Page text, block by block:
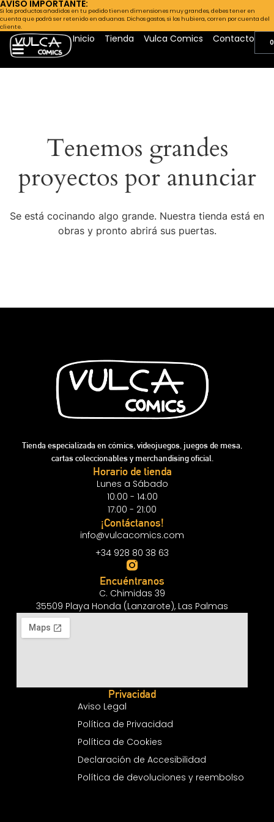
AVISO IMPORTANTE:
Si los productos añadidos en tu pedido tienen dimensiones muy grandes, debes tener en
cuenta que podrá ser retenido en aduanas. Dichos gastos, si los hubiera, corren por cuenta del
cliente.
Inicio Tienda Vulca Comics Contacto
Tenemos grandes
proyectos por anunciar
Se está cocinando algo grande. Nuestra tienda está en
obras y pronto abrirá sus puertas.
Tienda especializada en cómics, videojuegos, juegos de mesa,
cartas coleccionables y merchandising oficial.
Horario de tienda
Lunes a Sábado
10:00 - 14:00
17:00 - 21:00
¡Contáctanos!
info@vulcacomics.com
+34 928 80 38 63
Encuéntranos
C. Chimidas 39
35509 Playa Honda (Lanzarote), Las Palmas
Privacidad
Aviso Legal
Política de Privacidad
Política de Cookies
Declaración de Accesibilidad
Política de devoluciones y reembolso